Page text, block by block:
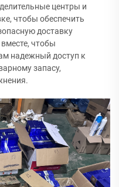
центры и
чтобы обеспечить
доставку
чтобы
надежный доступ к
запасу,